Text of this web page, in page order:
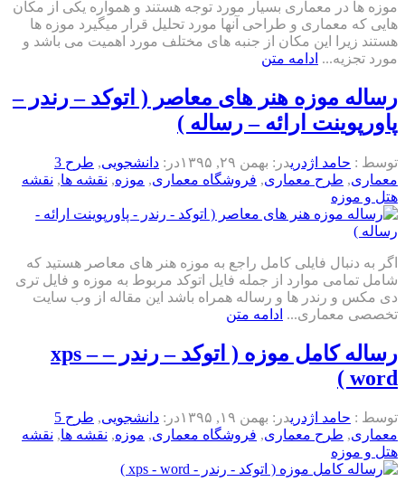
موزه ها در معماری بسیار مورد توجه هستند و همواره یکی از مکان
هایی که معماری و طراحی آنها مورد تحلیل قرار میگیرد موزه ها
هستند زیرا این مکان از جنبه های مختلف مورد اهمیت می باشد و
مورد تجزیه... ادامه متن
رساله موزه هنر های معاصر ( اتوکد – رندر –
پاورپوینت ارائه – رساله )
توسط : حامد اژدریدر: بهمن ۲۹, ۱۳۹۵ در: دانشجویی,
طرح 3
معماری, طرح معماری, فروشگاه معماری, موزه, نقشه ها, نقشه
هتل و موزه
اگر به دنبال فایلی کامل راجع به موزه هنر های معاصر هستید که
شامل تمامی موارد از جمله فایل اتوکد مربوط به موزه و فایل تری
دی مکس و رندر ها و رساله همراه باشد این مقاله از وب سایت
تخصصی معماری... ادامه متن
رساله کامل موزه ( اتوکد – رندر – xps –
word )
توسط : حامد اژدریدر: بهمن ۱۹, ۱۳۹۵ در: دانشجویی,
طرح 5
معماری, طرح معماری, فروشگاه معماری, موزه, نقشه ها, نقشه
هتل و موزه